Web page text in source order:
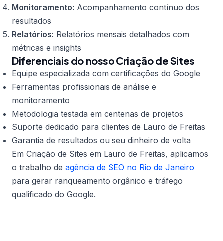
Monitoramento: Acompanhamento contínuo dos
resultados
Relatórios: Relatórios mensais detalhados com
métricas e insights
Diferenciais do nosso Criação de Sites
Equipe especializada com certificações do Google
Ferramentas profissionais de análise e
monitoramento
Metodologia testada em centenas de projetos
Suporte dedicado para clientes de Lauro de Freitas
Garantia de resultados ou seu dinheiro de volta
Em Criação de Sites em Lauro de Freitas, aplicamos
o trabalho de agência de SEO no Rio de Janeiro
para gerar ranqueamento orgânico e tráfego
qualificado do Google.